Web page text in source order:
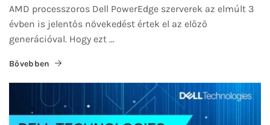
AMD processzoros Dell PowerEdge szerverek az elmúlt 3
évben is jelentős növekedést értek el az előző
generációval. Hogy ezt ...
Bővebben